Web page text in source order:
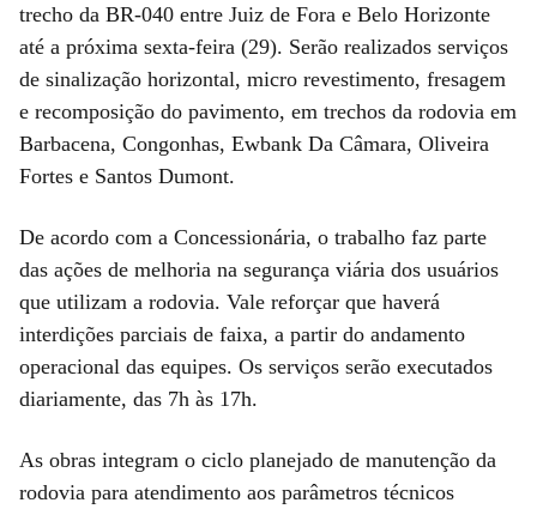
trecho da BR-040 entre Juiz de Fora e Belo Horizonte
até a próxima sexta-feira (29). Serão realizados serviços
de sinalização horizontal, micro revestimento, fresagem
e recomposição do pavimento, em trechos da rodovia em
Barbacena, Congonhas, Ewbank Da Câmara, Oliveira
Fortes e Santos Dumont.
De acordo com a Concessionária, o trabalho faz parte
das ações de melhoria na segurança viária dos usuários
que utilizam a rodovia. Vale reforçar que haverá
interdições parciais de faixa, a partir do andamento
operacional das equipes. Os serviços serão executados
diariamente, das 7h às 17h.
As obras integram o ciclo planejado de manutenção da
rodovia para atendimento aos parâmetros técnicos